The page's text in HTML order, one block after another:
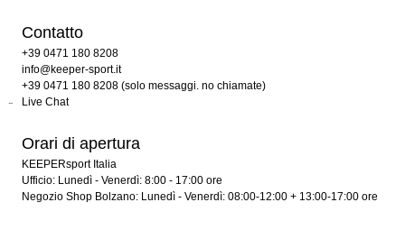
Contatto
+39 0471 180 8208
info@keeper-sport.it
+39 0471 180 8208 (solo messaggi. no chiamate)
Live Chat
Orari di apertura
KEEPERsport Italia
Ufficio: Lunedì - Venerdì: 8:00 - 17:00 ore
Negozio Shop Bolzano: Lunedì - Venerdì: 08:00-12:00 + 13:00-17:00 ore